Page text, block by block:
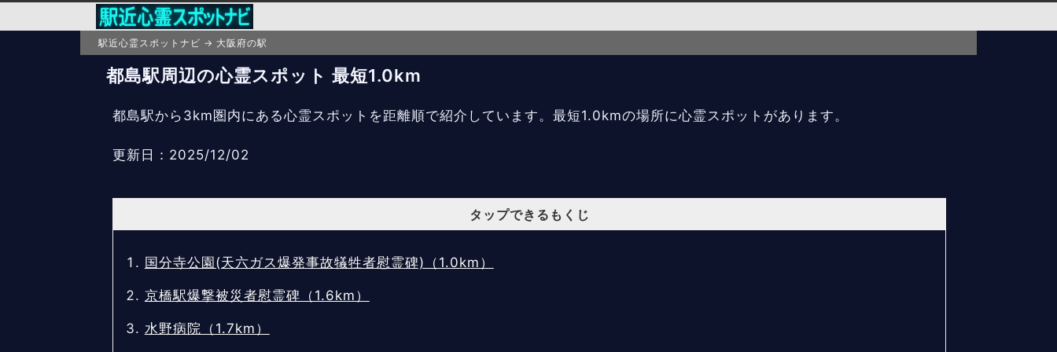
駅近心霊スポットナビ 大阪府の駅
都島駅周辺の心霊スポット 最短1.0km
都島駅から3km圏内にある心霊スポットを距離順で紹介しています。最短1.0kmの場所に心霊スポットがあります。
更新日：2025/12/02
タップできるもくじ
国分寺公園(天六ガス爆発事故犠牲者慰霊碑)（1.0km）
京橋駅爆撃被災者慰霊碑（1.6km）
水野病院（1.7km）